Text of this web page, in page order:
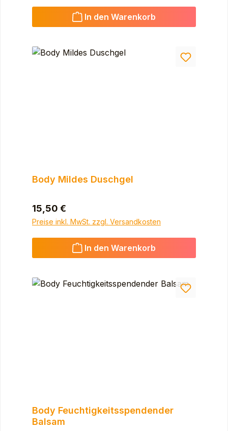
In den Warenkorb
Body Mildes Duschgel
Regulärer Preis:
15,50 €
Preise inkl. MwSt. zzgl. Versandkosten
In den Warenkorb
Body Feuchtigkeitsspendender
Balsam